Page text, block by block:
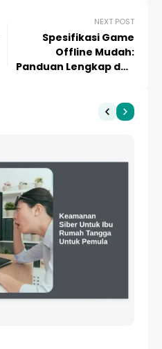
NEXT POST
Spesifikasi Game
Offline Mudah:
Panduan Lengkap dan